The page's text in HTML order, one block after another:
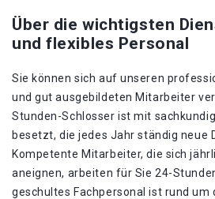
Über die wichtigsten
und flexibles Personal
Sie können sich auf unseren
und gut ausgebildeten Mitarbeiter
Stunden-Schlosser ist mit
besetzt, die jedes Jahr ständig neue
Kompetente Mitarbeiter, die sich
aneignen, arbeiten für Sie 24-
geschultes Fachpersonal ist rund um